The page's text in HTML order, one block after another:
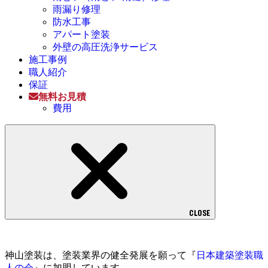
雨漏り修理
防水工事
アパート塗装
外壁の高圧洗浄サービス
施工事例
職人紹介
保証
無料お見積
費用
CLOSE
神山塗装は、塗装業界の健全発展を願って『 日本建築塗装職